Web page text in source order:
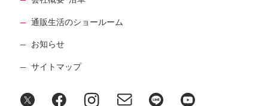
通販生活のショールーム
お知らせ
サイトマップ